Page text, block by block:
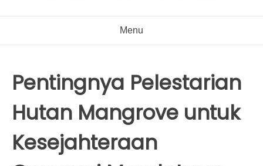
Menu
Pentingnya Pelestarian
Hutan Mangrove untuk
Kesejahteraan